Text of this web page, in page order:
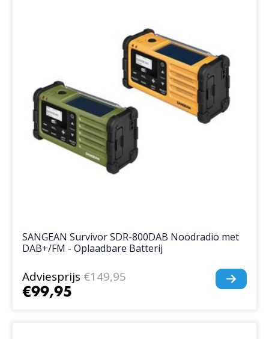
SANGEAN Survivor SDR-800DAB Noodradio met
DAB+/FM - Oplaadbare Batterij
Adviesprijs €149,95
€99,95